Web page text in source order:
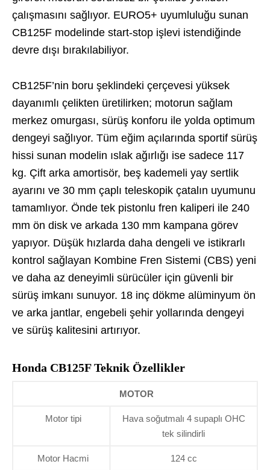
çalışmasını sağlıyor. EURO5+ uyumluluğu sunan
CB125F modelinde start-stop işlevi istendiğinde
devre dışı bırakılabiliyor.
CB125F’nin boru şeklindeki çerçevesi yüksek
dayanımlı çelikten üretilirken; motorun sağlam
merkez omurgası, sürüş konforu ile yolda optimum
dengeyi sağlıyor. Tüm eğim açılarında sportif sürüş
hissi sunan modelin ıslak ağırlığı ise sadece 117
kg. Çift arka amortisör, beş kademeli yay sertlik
ayarını ve 30 mm çaplı teleskopik çatalın uyumunu
tamamlıyor. Önde tek pistonlu fren kaliperi ile 240
mm ön disk ve arkada 130 mm kampana görev
yapıyor. Düşük hızlarda daha dengeli ve istikrarlı
kontrol sağlayan Kombine Fren Sistemi (CBS) yeni
ve daha az deneyimli sürücüler için güvenli bir
sürüş imkanı sunuyor. 18 inç dökme alüminyum ön
ve arka jantlar, engebeli şehir yollarında dengeyi
ve sürüş kalitesini artırıyor.
Honda CB125F Teknik Özellikler
MOTOR
Motor tipi
Hava soğutmalı 4 supaplı OHC
tek silindirli
Motor Hacmi 124 cc